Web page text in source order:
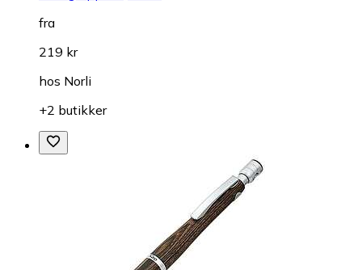
fra
219 kr
hos Norli
+2 butikker